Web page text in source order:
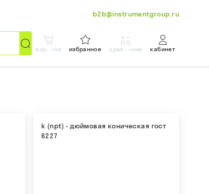
b2b@instrumentgroup.ru
корзина избранное сравнение кабинет
k (npt) - дюймовая коническая гост
6227